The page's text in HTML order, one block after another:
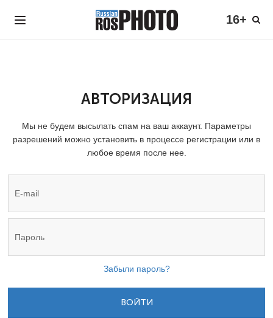
16+
АВТОРИЗАЦИЯ
Мы не будем высылать спам на ваш аккаунт. Параметры
разрешений можно установить в процессе регистрации или в
любое время после нее.
Забыли пароль?
ВОЙТИ